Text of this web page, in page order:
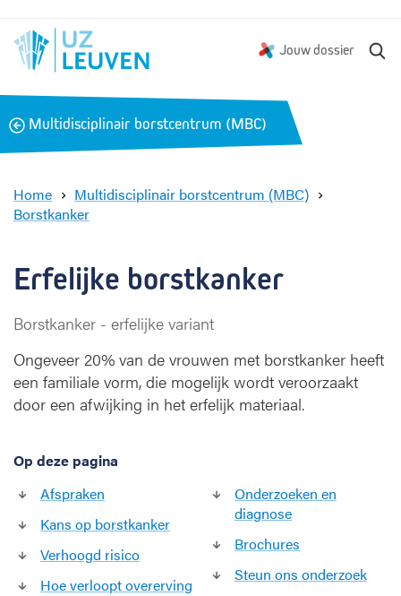
Jouw dossier
B
k
Multidisciplinair borstcentrum (MBC)
Home
Multidisciplinair borstcentrum (MBC)
Borstkanker
f
e
i
k
e
b
s
k
a
k
e
Erfelijke borstkanker
Borstkanker - erfelijke variant
Ongeveer 20% van de vrouwen met borstkanker heeft
een familiale vorm, die mogelijk wordt veroorzaakt
door een afwijking in het erfelijk materiaal.
Op deze pagina
Afspraken
Kans op borstkanker
Verhoogd risico
Hoe verloopt overerving
Onderzoeken en
diagnose
Brochures
Steun ons onderzoek